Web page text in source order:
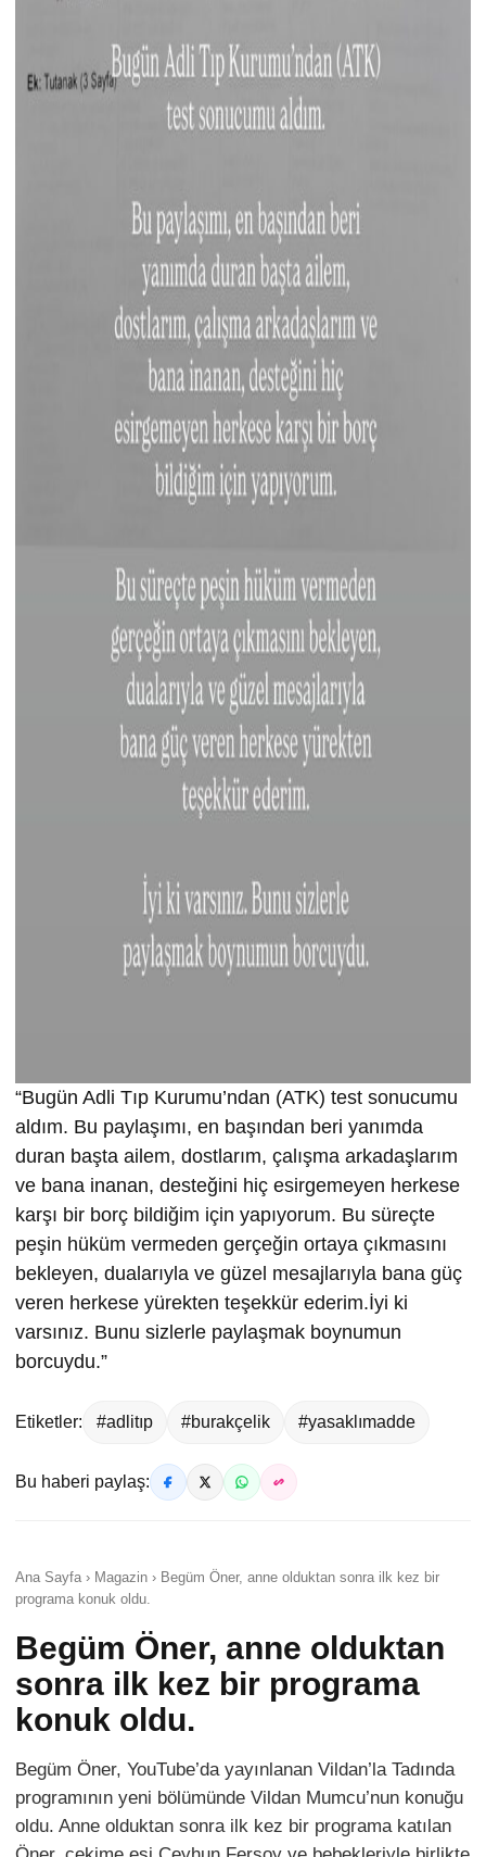
“Bugün Adli Tıp Kurumu’ndan (ATK) test sonucumu
aldım. Bu paylaşımı, en başından beri yanımda
duran başta ailem, dostlarım, çalışma arkadaşlarım
ve bana inanan, desteğini hiç esirgemeyen herkese
karşı bir borç bildiğim için yapıyorum. Bu süreçte
peşin hüküm vermeden gerçeğin ortaya çıkmasını
bekleyen, dualarıyla ve güzel mesajlarıyla bana güç
veren herkese yürekten teşekkür ederim.İyi ki
varsınız. Bunu sizlerle paylaşmak boynumun
borcuydu.”
Etiketler: #adlitıp #burakçelik #yasaklımadde
Bu haberi paylaş:
Ana Sayfa › Magazin › Begüm Öner, anne olduktan sonra ilk kez bir
programa konuk oldu.
Begüm Öner, anne olduktan
sonra ilk kez bir programa
konuk oldu.
Begüm Öner, YouTube’da yayınlanan Vildan’la Tadında
programının yeni bölümünde Vildan Mumcu’nun konuğu
oldu. Anne olduktan sonra ilk kez bir programa katılan